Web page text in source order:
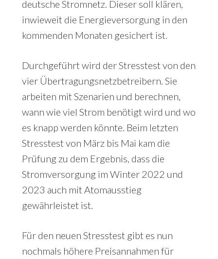
deutsche Stromnetz. Dieser soll klären,
inwieweit die Energieversorgung in den
kommenden Monaten gesichert ist.
Durchgeführt wird der Stresstest von den
vier Übertragungsnetzbetreibern. Sie
arbeiten mit Szenarien und berechnen,
wann wie viel Strom benötigt wird und wo
es knapp werden könnte. Beim letzten
Stresstest von März bis Mai kam die
Prüfung zu dem Ergebnis, dass die
Stromversorgung im Winter 2022 und
2023 auch mit Atomausstieg
gewährleistet ist.
Für den neuen Stresstest gibt es nun
nochmals höhere Preisannahmen für